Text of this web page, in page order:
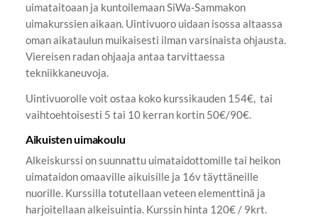
uimataitoaan ja kuntoilemaan SiWa-Sammakon
uimakurssien aikaan. Uintivuoro uidaan isossa altaassa
oman aikataulun muikaisesti ilman varsinaista ohjausta.
Viereisen radan ohjaaja antaa tarvittaessa
tekniikkaneuvoja.
Uintivuorolle voit ostaa koko kurssikauden 154€, tai
vaihtoehtoisesti 5 tai 10 kerran kortin 50€/90€.
Aikuisten uimakoulu
Alkeiskurssi on suunnattu uimataidottomille tai heikon
uimataidon omaaville aikuisille ja 16v täyttäneille
nuorille. Kurssilla totutellaan veteen elementtinä ja
harjoitellaan alkeisuintia. Kurssin hinta 120€ / 9krt.